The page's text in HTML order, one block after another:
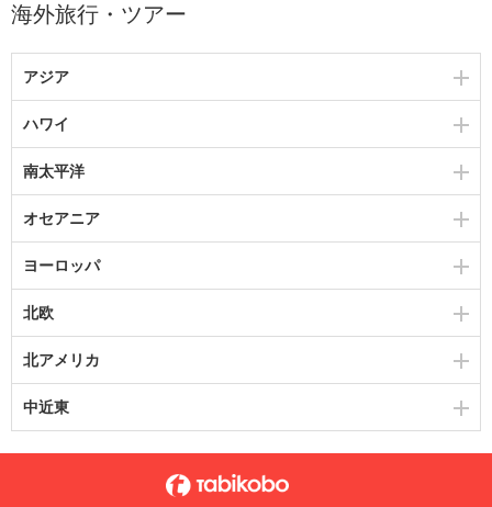
海外旅行・ツアー
アジア
ハワイ
南太平洋
オセアニア
ヨーロッパ
北欧
北アメリカ
中近東